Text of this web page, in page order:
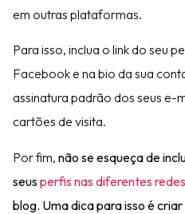
em outras plataformas.
Para isso, inclua o link do seu
Facebook e na bio da sua
assinatura padrão dos seus e-
cartões de visita.
Por fim, não se esqueça de
seusperfis nas diferentes
blog. Uma dica para isso é